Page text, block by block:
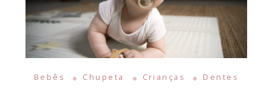
Bebês Chupeta Crianças Dentes